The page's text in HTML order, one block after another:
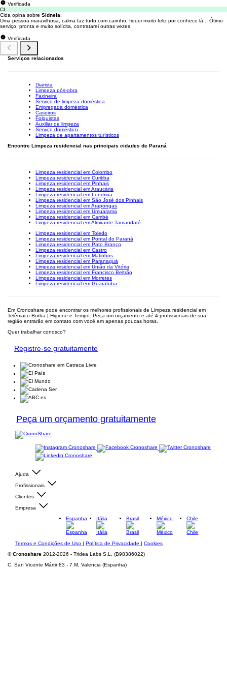
Verificada
CI
Cida opina sobre Sidneia:
Uma pessoa maravilhosa, calma faz tudo com carinho, fiquei muito feliz por conhece lá... Ótimo
serviço, pronta e muito solícita, contratarei outras vezes.
Verificada
Serviços relacionados
Diarista
Limpeza pós-obra
Faxineira
Serviço de limpeza doméstica
Empregada doméstica
Caseiros
Folguistas
Auxiliar de limpeza
Serviço doméstico
Limpeza de apartamentos turísticos
Encontre Limpeza residencial nas principais cidades de Paraná
Limpeza residencial em Colombo
Limpeza residencial em Curitiba
Limpeza residencial em Pinhais
Limpeza residencial em Araucária
Limpeza residencial em Londrina
Limpeza residencial em São José dos Pinhais
Limpeza residencial em Arapongas
Limpeza residencial em Umuarama
Limpeza residencial em Cambé
Limpeza residencial em Almirante Tamandaré
Limpeza residencial em Toledo
Limpeza residencial em Pontal do Paraná
Limpeza residencial em Pato Branco
Limpeza residencial em Castro
Limpeza residencial em Matinhos
Limpeza residencial em Paranaguá
Limpeza residencial em União da Vitória
Limpeza residencial em Francisco Beltrão
Limpeza residencial em Morretes
Limpeza residencial em Guaratuba
Em Cronoshare pode encontrar os melhores profissionais de Limpeza residencial em
Telêmaco Borba | Higiene e Tempo. Peça um orçamento e até 4 profissionais de sua
região entrarão em contato com você em apenas poucas horas.
Quer trabalhar conosco?
Registre-se gratuitamente
Peça um orçamento gratuitamente
Ajuda
Profissionais
Clientes
Empresa
Espanha
Itália Brasil México Chile
Termos e Condições de Uso | Política de Privacidade | Cookies
©Cronoshare 2012-2026 - Tridea Labs S.L. (B98386022)
C. San Vicente Mártir 83 - 7 M, Valencia (Espanha)